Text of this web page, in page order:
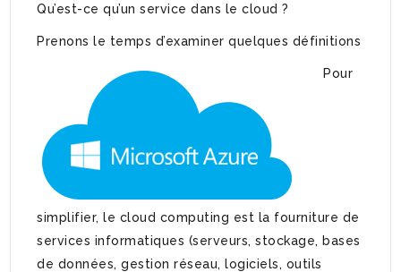
Qu’est-ce qu’un service dans le cloud ?
Prenons le temps d’examiner quelques définitions
Pour
simplifier, le cloud computing est la fourniture de
services informatiques (serveurs, stockage, bases
de données, gestion réseau, logiciels, outils